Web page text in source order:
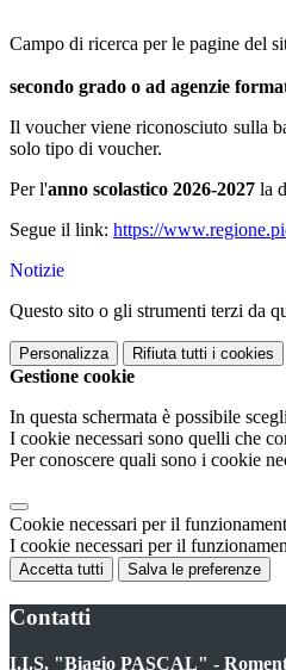
Campo di ricerca per le pagine del
secondo grado o ad agenzie
Il voucher viene riconosciuto sulla
solo tipo di voucher.
Per l'anno scolastico 2026-2027 la
Segue il link: https://
Notizie
Questo sito o gli strumenti terzi da
Personalizza Rifiuta tutti i cookies
Gestione cookie
In questa schermata è possibile
I cookie necessari sono quelli che
Per conoscere quali sono i cookie
Cookie necessari per il
I cookie necessari per il
Accetta tutti Salva le preferenze
Contatti
I.I.S. "Biagio PASCAL" -